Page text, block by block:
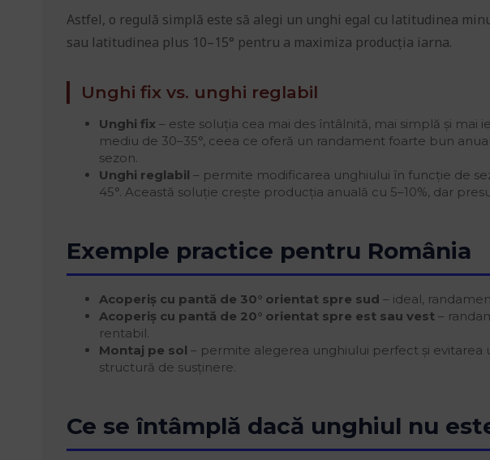
Astfel, o regulă simplă este să alegi un unghi egal cu latitudinea
sau latitudinea plus 10–15° pentru a maximiza producția iarna.
Unghi fix vs. unghi reglabil
Unghi fix – este soluția cea mai des întâlnită, mai simplă și mai
mediu de 30–35°, ceea ce oferă un randament foarte bun
sezon.
Unghi reglabil – permite modificarea unghiului în funcție de
45°. Această soluție crește producția anuală cu 5–10%, dar
Exemple practice pentru România
Acoperiș cu pantă de 30° orientat spre sud – ideal,
Acoperiș cu pantă de 20° orientat spre est sau vest –
rentabil.
Montaj pe sol – permite alegerea unghiului perfect și evitarea
structură de susținere.
Ce se întâmplă dacă unghiul nu